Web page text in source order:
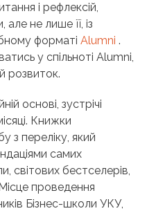
і рефлексій,
не лише її, із
форматі Alumni .
у спільноті Alumni,
розвиток.
основі, зустрічі
Книжки
з переліку, який
самих
світових бестселерів,
Місце проведення
Бізнес-школи УКУ,